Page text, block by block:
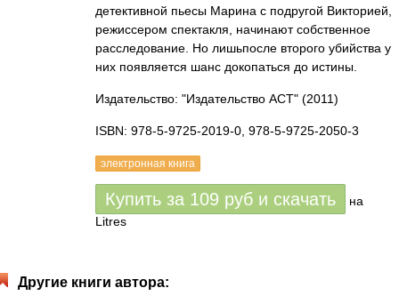
детективной пьесы Марина с подругой Викторией,
режиссером спектакля, начинают собственное
расследование. Но лишьпосле второго убийства у
них появляется шанс докопаться до истины.
Издательство: "Издательство АСТ" (2011)
ISBN: 978-5-9725-2019-0, 978-5-9725-2050-3
электронная книга
Купить за 109 руб и скачать
на
Litres
Другие книги автора: